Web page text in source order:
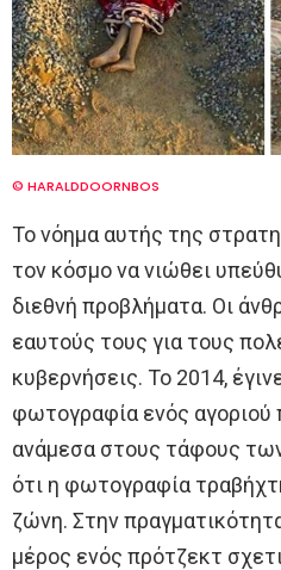
© HARALDDOORNBOS
Το νόημα αυτής της
τον κόσμο να νιώθει
διεθνή προβλήματα. Οι
εαυτούς τους για τους
κυβερνήσεις. Το 2014,
φωτογραφία ενός αγοριού
ανάμεσα στους τάφους
ότι η φωτογραφία
ζώνη. Στην
μέρος ενός πρότζεκτ